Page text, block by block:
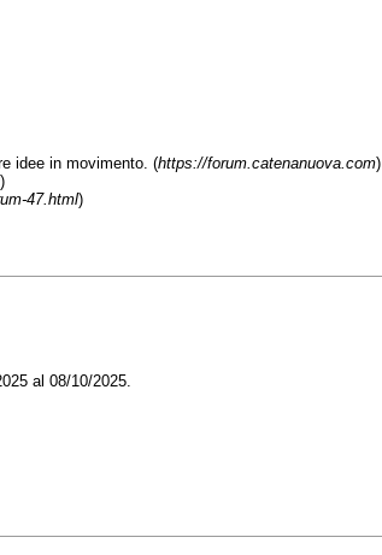
idee in movimento. (https://forum.catenanuova.com)
)
47.html)
al 08/10/2025.